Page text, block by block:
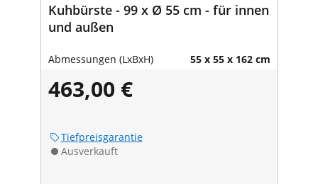
Kuhbürste - 99 x Ø 55 cm - für innen
und außen
Abmessungen (LxBxH) 55 x 55 x 162 cm
463,00 €
Tiefpreisgarantie
Ausverkauft